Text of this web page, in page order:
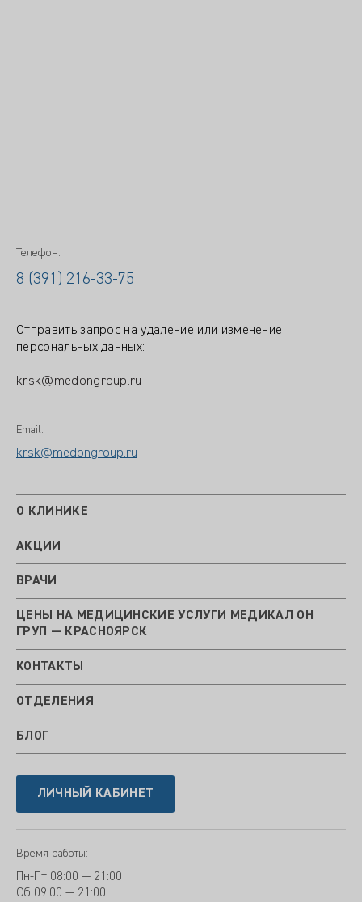
Телефон:
8 (391) 216-33-75
Отправить запрос на удаление или изменение
персональных данных:
krsk@medongroup.ru
Email:
krsk@medongroup.ru
О КЛИНИКЕ
АКЦИИ
ВРАЧИ
ЦЕНЫ НА МЕДИЦИНСКИЕ УСЛУГИ МЕДИКАЛ ОН
ГРУП — КРАСНОЯРСК
КОНТАКТЫ
ОТДЕЛЕНИЯ
БЛОГ
ЛИЧНЫЙ КАБИНЕТ
Время работы:
Пн-Пт 08:00 — 21:00
Сб 09:00 — 21:00